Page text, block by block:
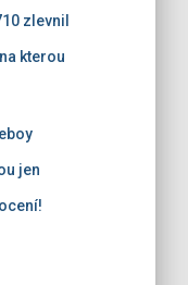
zlevnil
kterou
jen